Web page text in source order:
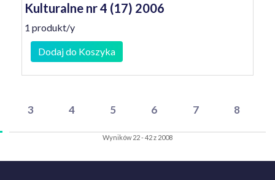
Kulturalne nr 4 (17) 2006
1 produkt/y
Dodaj do Koszyka
3 4 5 6 7 8
Wyników 22 - 42 z 2008